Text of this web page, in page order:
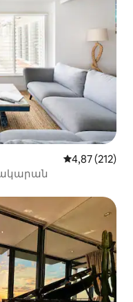
Միջին
4,87 (212)